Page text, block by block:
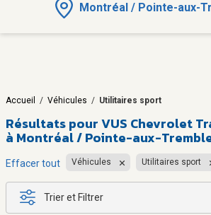
Montréal / Pointe-aux-
Accueil / Véhicules / Utilitaires sport
Résultats pourVUS Chevrolet
à Montréal / Pointe-aux-
Effacer tout Véhicules Utilitaires sport
Trier et Filtrer